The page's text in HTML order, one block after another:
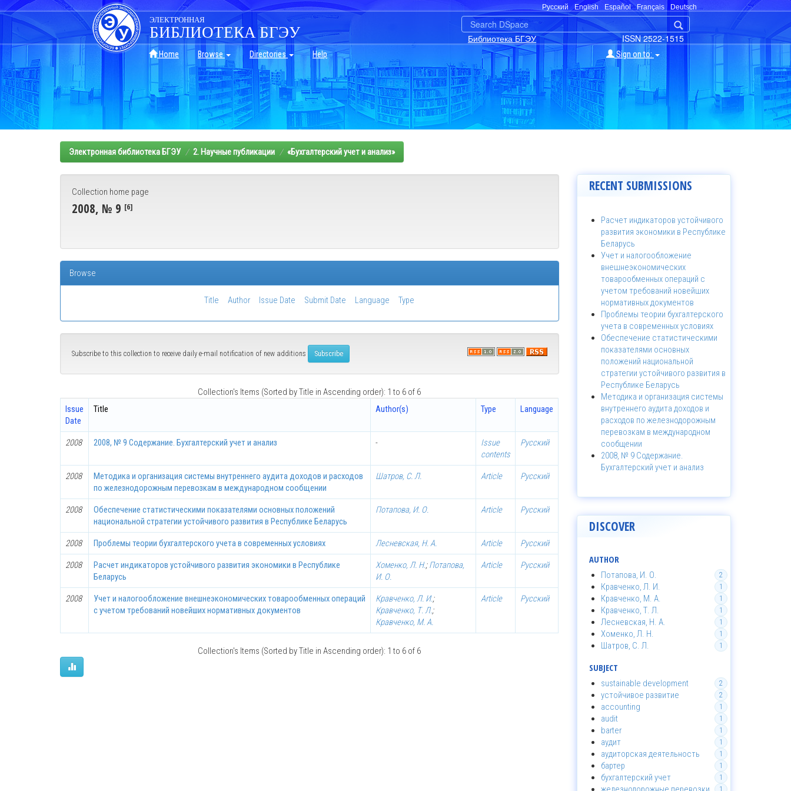
Skip
navigation
Русский English Español Français Deutsch
ISSN 2522-1515
Библиотека БГЭУ
ЭЛЕКТРОННАЯ
БИБЛИОТЕКА БГЭУ
Home Browse Directories Help Sign on to:
Электронная библиотека БГЭУ 2. Научные публикации «Бухгалтерский учет и анализ»
Collection home page
2008, № 9 [6]
Browse
Title Author Issue Date Submit Date Language Type
Subscribe to this collection to receive daily e-mail notification of new additions
Collection's Items (Sorted by Title in Ascending order): 1 to 6 of 6
Issue
Date
Title Author(s) Type Language
2008 2008, № 9 Содержание. Бухгалтерский учет и анализ -
Issue
contents
Русский
2008
Методика и организация системы внутреннего аудита доходов и расходов
по железнодорожным перевозкам в международном сообщении
Шатров, С. Л. Article Русский
2008
Обеспечение статистическими показателями основных положений
национальной стратегии устойчивого развития в Республике Беларусь
Потапова, И. О. Article Русский
2008 Проблемы теории бухгалтерского учета в современных условиях Лесневская, Н. А. Article Русский
2008
Расчет индикаторов устойчивого развития экономики в Республике
Беларусь
Хоменко, Л. Н.;Потапова,
И. О.
Article Русский
2008
Учет и налогообложение внешнеэкономических товарообменных операций
с учетом требований новейших нормативных документов
Кравченко, Л. И.;
Кравченко, Т. Л.;
Кравченко, М. А.
Article Русский
Collection's Items (Sorted by Title in Ascending order): 1 to 6 of 6
RECENT SUBMISSIONS
Расчет индикаторов устойчивого
развития экономики в Республике
Беларусь
Учет и налогообложение
внешнеэкономических
товарообменных операций с
учетом требований новейших
нормативных документов
Проблемы теории бухгалтерского
учета в современных условиях
Обеспечение статистическими
показателями основных
положений национальной
стратегии устойчивого развития в
Республике Беларусь
Методика и организация системы
внутреннего аудита доходов и
расходов по железнодорожным
перевозкам в международном
сообщении
2008, № 9 Содержание.
Бухгалтерский учет и анализ
DISCOVER
AUTHOR
2
Потапова, И. О.
1
Кравченко, Л. И.
1
Кравченко, М. А.
1
Кравченко, Т. Л.
1
Лесневская, Н. А.
1
Хоменко, Л. Н.
1
Шатров, С. Л.
SUBJECT
2
sustainable development
2
устойчивое развитие
1
accounting
1
audit
1
barter
1
аудит
1
аудиторская деятельность
1
бартер
1
бухгалтерский учет
1